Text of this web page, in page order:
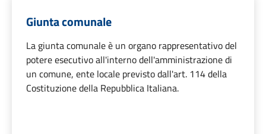
Giunta comunale
La giunta comunale è un organo rappresentativo del
potere esecutivo all'interno dell'amministrazione di
un comune, ente locale previsto dall'art. 114 della
Costituzione della Repubblica Italiana.